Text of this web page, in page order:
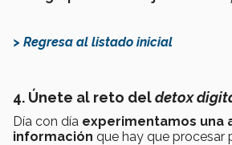
> Regresa al listado inicial
4. Únete al reto deldetox
Día con día experimentamos una
información que hay que procesar